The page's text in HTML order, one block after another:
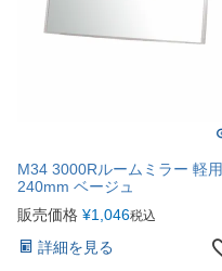
M34 3000Rルームミラー 軽用
240mm ベージュ
販売価格 ¥1,046税込
詳細を見る